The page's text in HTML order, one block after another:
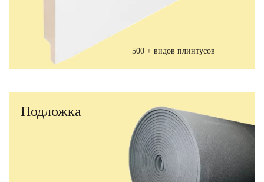
500 + видов плинтусов
Подложка